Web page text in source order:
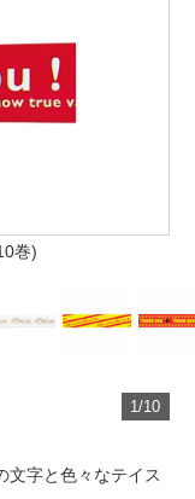
巻)
1/10
文字と色々なテイス